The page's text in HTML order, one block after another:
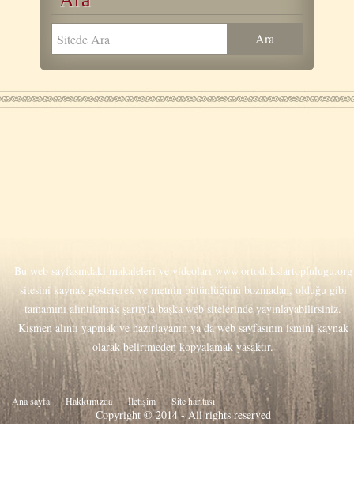
Bu web sayfasındaki makaleleri ve videoları www.ortodokslartoplulugu.org
sitesini kaynak göstererek ve metnin bütünlüğünü bozmadan, olduğu gibi
tamamını alıntılamak şartıyla başka web sitelerinde yayınlayabilirsiniz.
Kısmen alıntı yapmak ve hazırlayanın ya da web sayfasının ismini kaynak
olarak belirtmeden kopyalamak yasaktır.
Ana sayfa Hakkιmιzda İletişim Site haritası
Copyright © 2014 - All rights reserved